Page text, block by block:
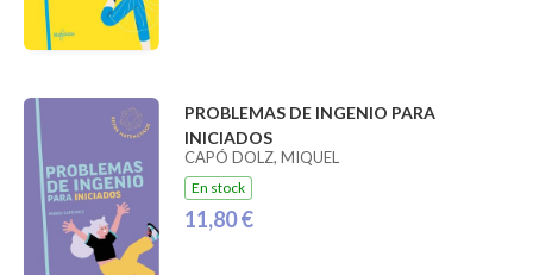
PROBLEMAS DE INGENIO PARA
INICIADOS
CAPÓ DOLZ, MIQUEL
En stock
11,80 €